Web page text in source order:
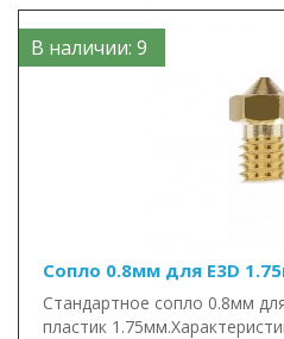
В наличии: 9
Сопло 0.8мм для E3D
Стандартное сопло 0.8мм
пластик